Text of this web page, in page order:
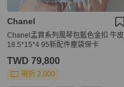
Chanel
Chanel孟買系列風琴包藍色金扣 牛皮
18.5*15*4 95新配件塵袋保卡
TWD 79,800
現折 2,000